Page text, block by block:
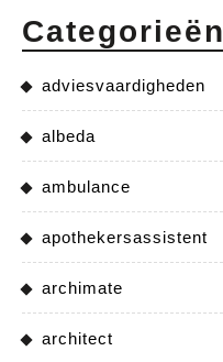
Categorieën
adviesvaardigheden
albeda
ambulance
apothekersassistent
archimate
architect